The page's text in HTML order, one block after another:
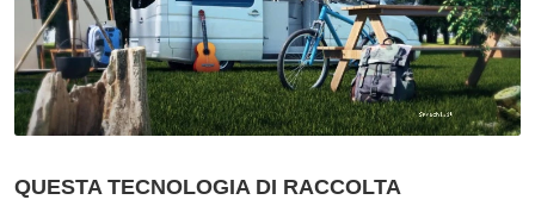
QUESTA TECNOLOGIA DI RACCOLTA